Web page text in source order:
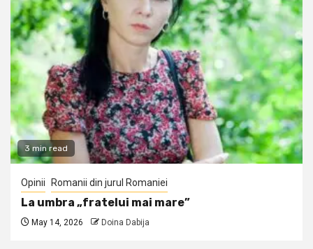
3 min read
Opinii Romanii din jurul Romaniei
La umbra „fratelui mai mare”
May 14, 2026 Doina Dabija